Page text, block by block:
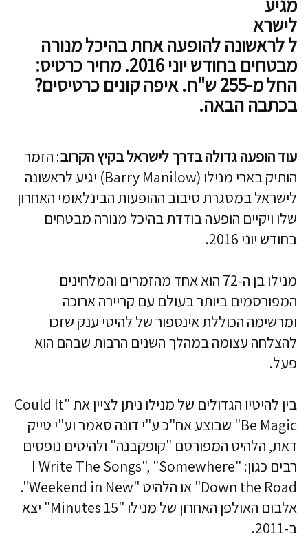
מגיע
לישרא
ל לראשונה להופעה אחת בהיכל מנורה
מבטחים בחודש יוני 2016. מחיר כרטיס:
החל מ-255 ש"ח. איפה קונים כרטיסים?
בכתבה הבאה.
עוד הופעה גדולה בדרך לישראל בקיץ הקרוב: הזמר
הותיק בארי מנילו (Barry Manilow) יגיע לראשונה
לישראל במסגרת סיבוב ההופעות הבינלאומי האחרון
שלו ויקיים הופעה בודדת בהיכל מנורה מבטחים
בחודש יוני 2016.
מנילו בן ה-72 הוא אחד מהזמרים והמלחינים
המפורסמים ביותר בעולם עם קריירה ארוכה
ומרשימה הכוללת אינספור של להיטי ענק שזכו
להצלחה עצומה במהלך השנים הרבות שבהם הוא
פעל.
בין להיטיו הגדולים של מנילו ניתן לציין את "Could It
Be Magic" שבוצע אח"כ ע"י דונה סאמר וע"י טייק
דאת, הלהיט המפורסם "קופקבנה" ולהיטים נופסים
רבים כגון: "I Write The Songs", "Somewhere
Down the Road" או הלהיט "Weekend in New".
אלבום האולפן האחרון של מנילו "15 Minutes" יצא
ב-2011.